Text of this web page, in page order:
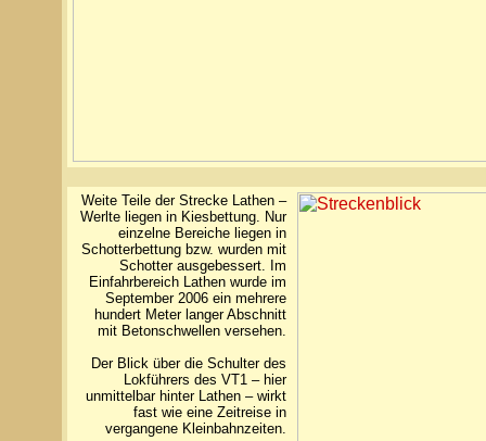
Weite Teile der Strecke Lathen –
Werlte liegen in Kiesbettung. Nur
einzelne Bereiche liegen in
Schotterbettung bzw. wurden mit
Schotter ausgebessert. Im
Einfahrbereich Lathen wurde im
September 2006 ein mehrere
hundert Meter langer Abschnitt
mit Betonschwellen versehen.
Der Blick über die Schulter des
Lokführers des VT1 – hier
unmittelbar hinter Lathen – wirkt
fast wie eine Zeitreise in
vergangene Kleinbahnzeiten.